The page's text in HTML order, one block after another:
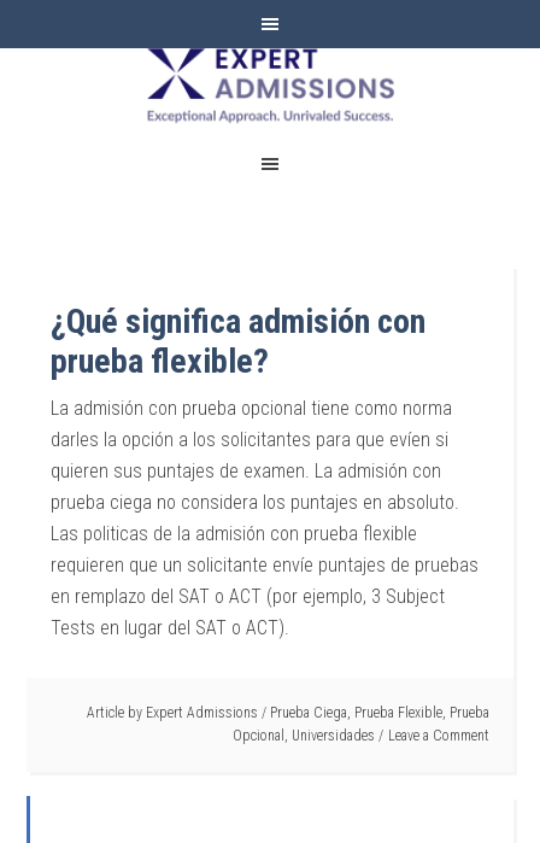
EXPERT
ADMISSIONS
¿Qué significa admisión con
prueba flexible?
La admisión con prueba opcional tiene como norma
darles la opción a los solicitantes para que evíen si
quieren sus puntajes de examen. La admisión con
prueba ciega no considera los puntajes en absoluto.
Las politicas de la admisión con prueba flexible
requieren que un solicitante envíe puntajes de pruebas
en remplazo del SAT o ACT (por ejemplo, 3 Subject
Tests en lugar del SAT o ACT).
Article by Expert Admissions / Prueba Ciega, Prueba Flexible, Prueba
Opcional , Universidades Leave a Comment